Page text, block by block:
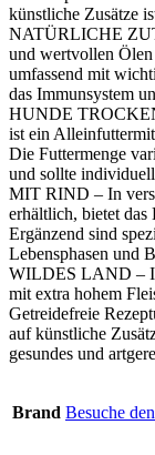
künstliche Zusätze
NATÜRLICHE
und wertvollen
umfassend mit
das Immunsystem
HUNDE
ist ein
Die Futtermenge
und sollte
MIT RIND – In
erhältlich, bietet das
Ergänzend sind
Lebensphasen und
WILDES LAND –
mit extra hohem
Getreidefreie
auf künstliche
gesundes und
Brand Besuche